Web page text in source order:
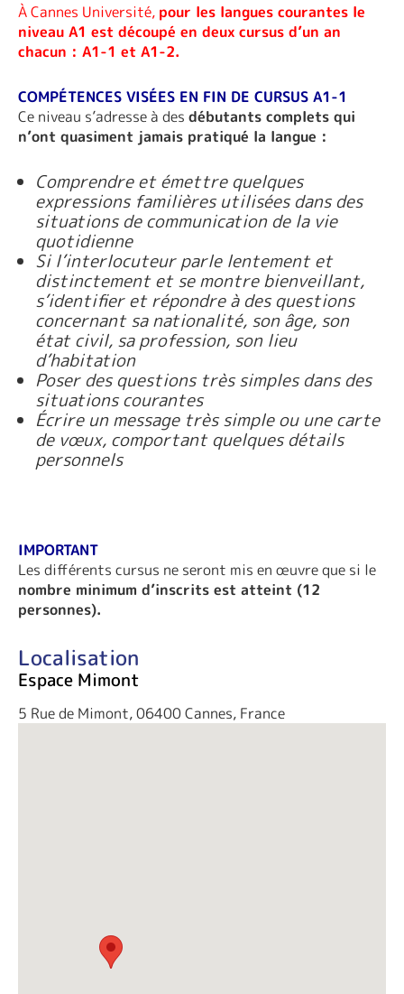
À Cannes Université, pour les langues courantes le
niveau A1 est découpé en deux cursus d’un an
chacun : A1-1 et A1-2.
COMPÉTENCES VISÉES EN FIN DE CURSUS A1-1
Ce niveau s’adresse à des débutants complets qui
n’ont quasiment jamais pratiqué la langue :
Comprendre et émettre quelques
expressions familières utilisées dans des
situations de communication de la vie
quotidienne
Si l’interlocuteur parle lentement et
distinctement et se montre bienveillant,
s’identifier et répondre à des questions
concernant sa nationalité, son âge, son
état civil, sa profession, son lieu
d’habitation
Poser des questions très simples dans des
situations courantes
Écrire un message très simple ou une carte
de vœux, comportant quelques détails
personnels
IMPORTANT
Les différents cursus ne seront mis en œuvre que si le
nombre minimum d’inscrits est atteint (12
personnes).
Localisation
Espace Mimont
5 Rue de Mimont, 06400 Cannes, France